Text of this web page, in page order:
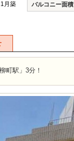
月築 バルコニー面積
町駅」3分！